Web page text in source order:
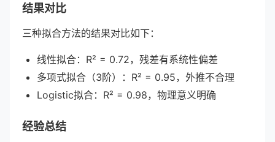
结果对比
三种拟合方法的结果对比如下：
线性拟合：R² = 0.72，残差有系统性偏差
多项式拟合（3阶）：R² = 0.95，外推不合理
Logistic拟合：R² = 0.98，物理意义明确
经验总结